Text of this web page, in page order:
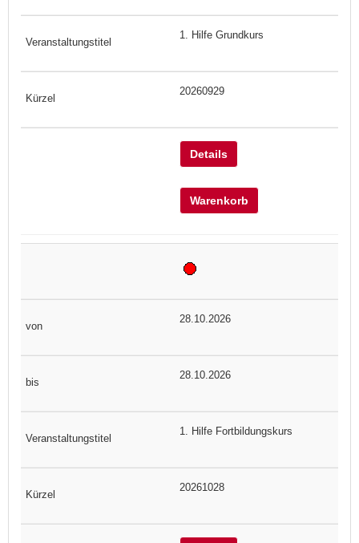
1. Hilfe Grundkurs
20260929
Details
Warenkorb
28.10.2026
28.10.2026
1. Hilfe Fortbildungskurs
20261028